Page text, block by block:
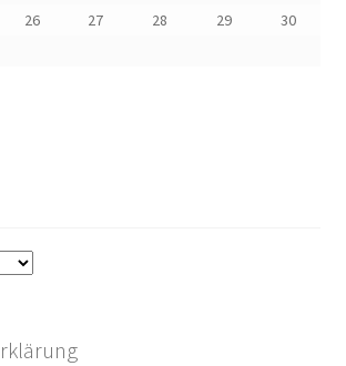
26 27 28 29
30